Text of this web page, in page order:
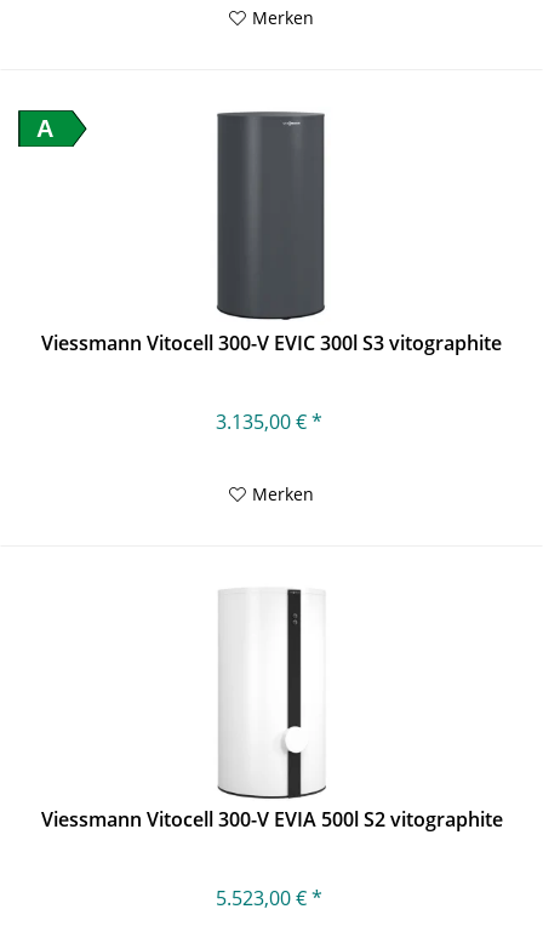
Merken
A
Viessmann Vitocell 300-V EVIC 300l S3 vitographite
3.135,00 € *
Merken
Viessmann Vitocell 300-V EVIA 500l S2 vitographite
5.523,00 € *